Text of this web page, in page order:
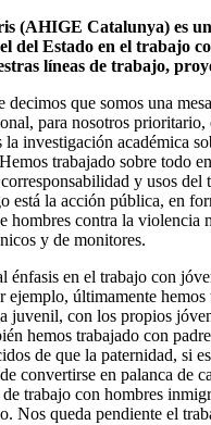
(AHIGE Catalunya) es
del Estado en el trabajo
líneas de trabajo,
decimos que somos una
para nosotros prioritario,
la investigación académica
trabajado sobre todo
y usos del
está la acción pública, en
hombres contra la violencia
y de monitores.
énfasis en el trabajo con
ejemplo, últimamente hemos
juvenil, con los propios
hemos trabajado con
de que la paternidad, si
convertirse en palanca de
trabajo con hombres
Nos queda pendiente el